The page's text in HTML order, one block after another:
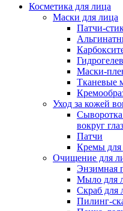
Косметика для лица
Маски для лица
Патчи-
Маски-
Тканевые
Уход за кожей
Сыворотка
вокруг глаз
Патчи
Кремы для
Очищение для
Энзимная
Мыло для
Скраб для
Пилинг-